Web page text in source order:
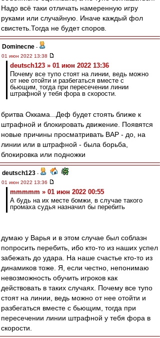
Надо всё таки отличать намеренную игру
руками или случайную. Иначе каждый фол
свистеть.Тогда не будет споров.
Dominecne -
01 июн 2022 13:38
deutsch123 » 01 июн 2022 13:36
Почему все тупо стоят на линии, ведь можно
от нее отойти и разбегаться вместе с
бьющим, тогда при пересечении линии
штрафной у тебя фора в скорости.
бритва Оккама...Деф будет стоять ближе к
штрафной и блокировать движение. Появятся
новые причины просматривать ВАР - до, на
линии или в штрафной - была борьба,
блокировка или подножки
deutsch123 -
01 июн 2022 13:36
mmmmm » 01 июн 2022 00:55
А будь на их месте бомжи, в случае такого
промаха судья назначил бы перебить
думаю у Варья и в этом случае был соблазн
попросить перебить, ибо кто-то из наших успел
забежать до удара. На наше счастье кто-то из
динамиков тоже. Я, если честно, непонимаю
невозможность обучить игроков как
действовать в таких случаях. Почему все тупо
стоят на линии, ведь можно от нее отойти и
разбегаться вместе с бьющим, тогда при
пересечении линии штрафной у тебя фора в
скорости.